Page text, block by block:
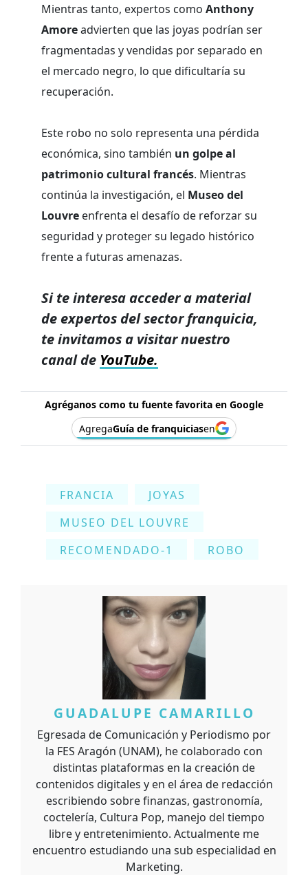
Mientras tanto, expertos como Anthony
Amoreadvierten que las joyas podrían ser
fragmentadas y vendidas por separado en
el mercado negro, lo que dificultaría su
recuperación.
Este robo no solo representa una pérdida
económica, sino también un golpe al
patrimonio cultural francés. Mientras
continúa la investigación, el Museo del
Louvre enfrenta el desafío de reforzar su
seguridad y proteger su legado histórico
frente a futuras amenazas.
Si te interesa acceder a material
de expertos del sector franquicia,
te invitamos a visitar nuestro
canal de YouTube.
Agréganos como tu fuente favorita en Google
AgregaGuía de franquiciasen
FRANCIA
JOYAS
MUSEO DEL LOUVRE
RECOMENDADO-1
ROBO
GUADALUPE CAMARILLO
Egresada de Comunicación y Periodismo por
la FES Aragón (UNAM), he colaborado con
distintas plataformas en la creación de
contenidos digitales y en el área de redacción
escribiendo sobre finanzas, gastronomía,
coctelería, Cultura Pop, manejo del tiempo
libre y entretenimiento. Actualmente me
encuentro estudiando una sub especialidad en
Marketing.